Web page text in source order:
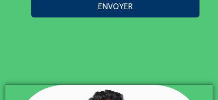
ENVOYER